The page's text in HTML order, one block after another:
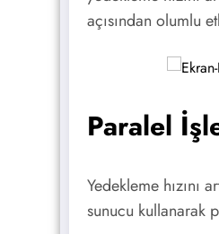
açısından olumlu
Paralel
Yedekleme hızını
sunucu kullanarak